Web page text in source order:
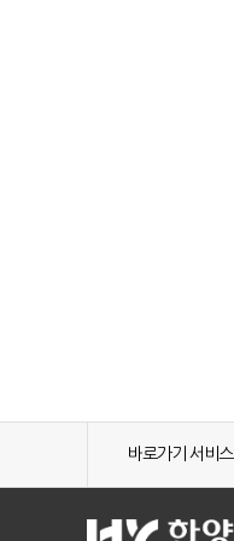
바로가기 서비스